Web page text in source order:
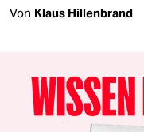
Von Klaus Hillenbrand